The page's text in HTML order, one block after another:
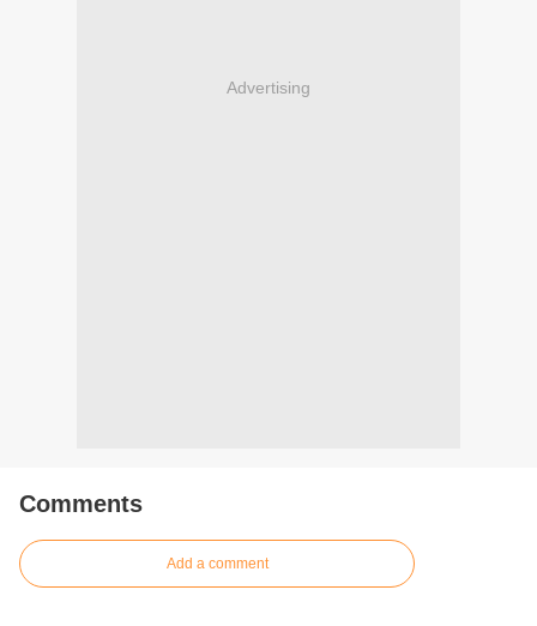
Advertising
Comments
Add a comment